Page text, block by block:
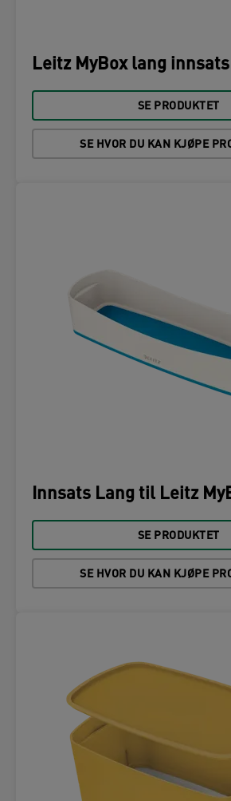
Leitz MyBox lang innsats
SE PRODUKTET
SE HVOR DU KAN KJØPE
Innsats Lang til Leitz
SE PRODUKTET
SE HVOR DU KAN KJØPE